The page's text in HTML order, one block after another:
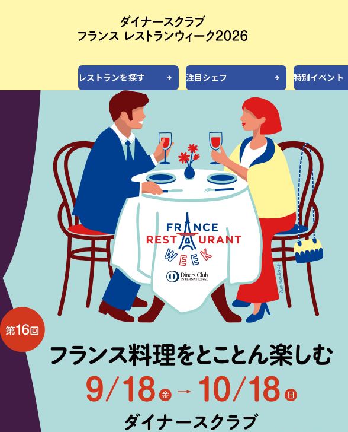
レストランを探す 注目シェフ 特別イベント